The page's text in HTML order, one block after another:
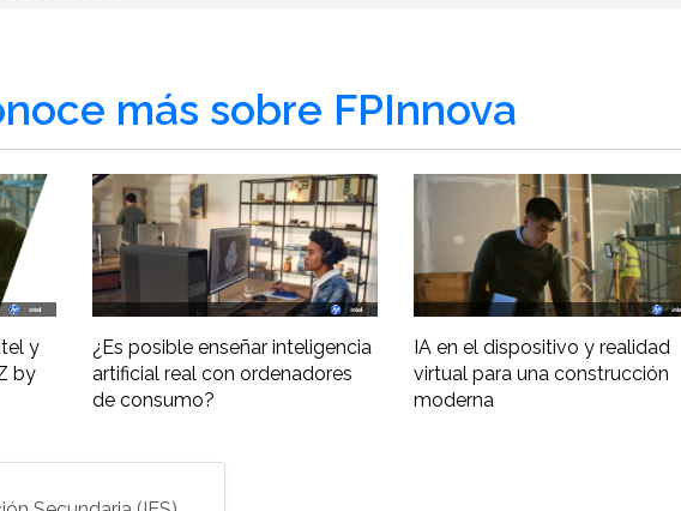
más sobre FPInnova
y
by
¿Es posible enseñar inteligencia
artificial real con ordenadores
de consumo?
IA en el dispositivo y realidad
virtual para una construcción
moderna